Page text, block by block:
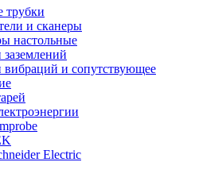
трубки
и сканеры
настольные
вибраций и сопутствующее
Electric